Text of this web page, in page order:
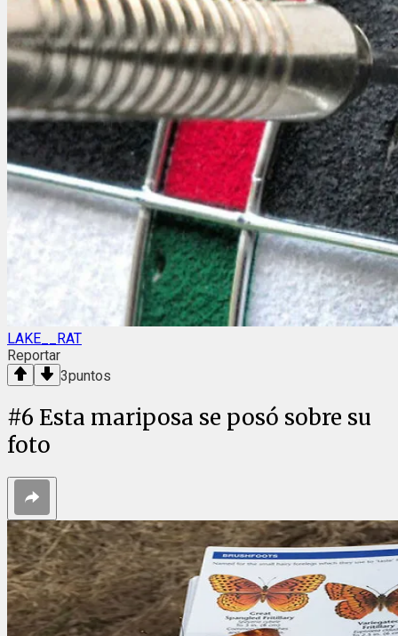
LAKE__RAT
Reportar
3puntos
#6 Esta mariposa se posó sobre su
foto